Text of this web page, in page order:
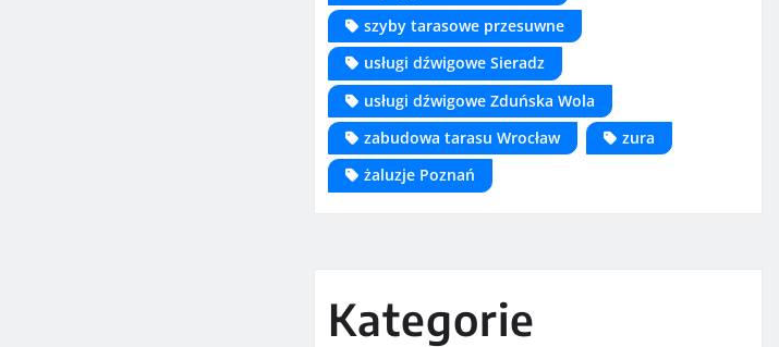
szyby tarasowe przesuwne
usługi dźwigowe Sieradz
usługi dźwigowe Zduńska Wola
zabudowa tarasu Wrocław
zura
żaluzje Poznań
Kategorie